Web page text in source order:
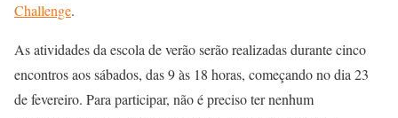
Challenge.
As atividades da escola de verão serão realizadas durante cinco
encontros aos sábados, das 9 às 18 horas, começando no dia 23
de fevereiro. Para participar, não é preciso ter nenhum